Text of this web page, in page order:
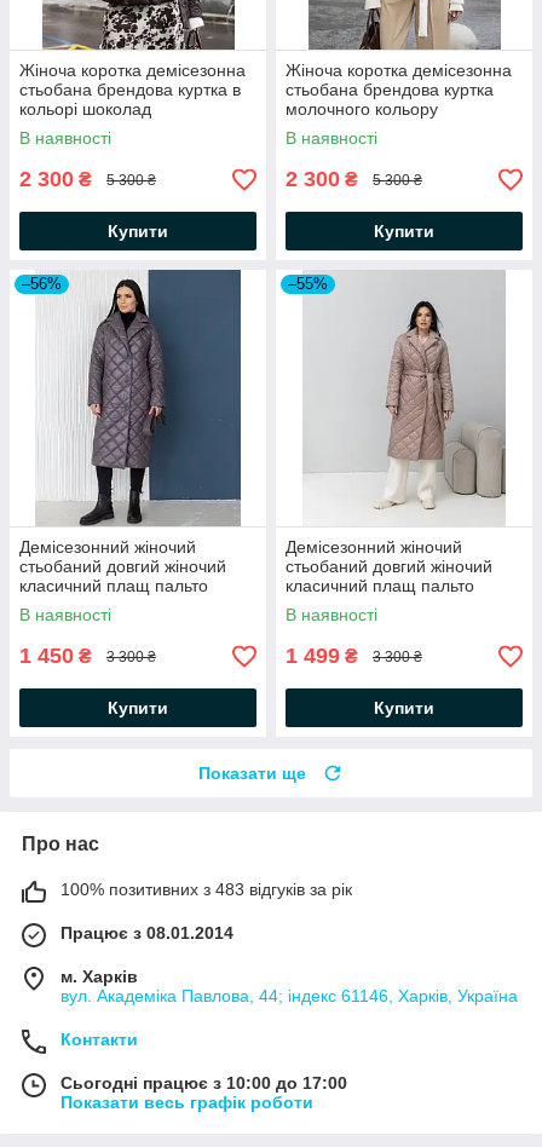
Жіноча коротка демісезонна
стьобана брендова куртка в
кольорі шоколад
В наявності
2 300 ₴ 5 300 ₴
Купити
Жіноча коротка демісезонна
стьобана брендова куртка
молочного кольору
В наявності
2 300 ₴ 5 300 ₴
Купити
–56%
Демісезонний жіночий
стьобаний довгий жіночий
класичний плащ пальто
В наявності
1 450 ₴ 3 300 ₴
Купити
–55%
Демісезонний жіночий
стьобаний довгий жіночий
класичний плащ пальто
В наявності
1 499 ₴ 3 300 ₴
Купити
Показати ще
Про нас
100% позитивних з 483 відгуків за рік
Працює з 08.01.2014
м. Харків
вул. Академіка Павлова, 44; індекс 61146, Харків, Україна
Контакти
Сьогодні працює з 10:00 до 17:00
Показати весь графік роботи